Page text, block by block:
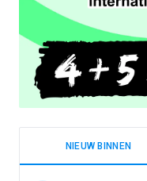
NIEUW BINNEN